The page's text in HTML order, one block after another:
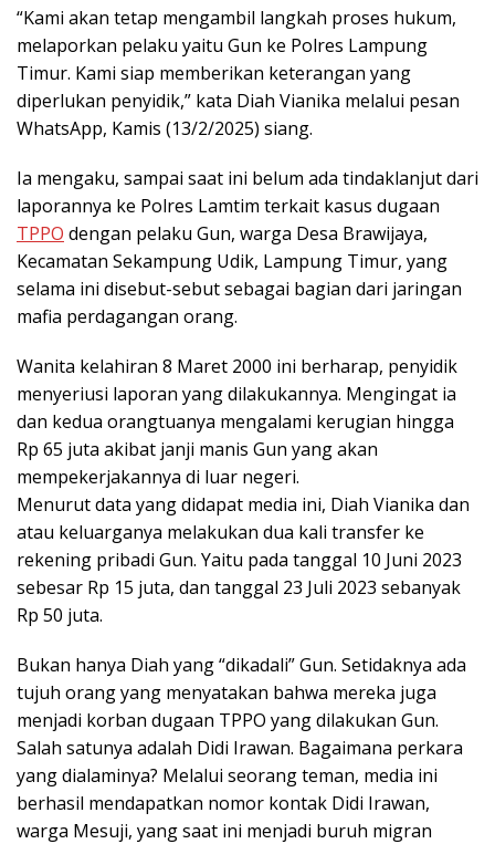
“Kami akan tetap mengambil langkah proses hukum,
melaporkan pelaku yaitu Gun ke Polres Lampung
Timur. Kami siap memberikan keterangan yang
diperlukan penyidik,” kata Diah Vianika melalui pesan
WhatsApp, Kamis (13/2/2025) siang.
Ia mengaku, sampai saat ini belum ada tindaklanjut dari
laporannya ke Polres Lamtim terkait kasus dugaan
TPPO dengan pelaku Gun, warga Desa Brawijaya,
Kecamatan Sekampung Udik, Lampung Timur, yang
selama ini disebut-sebut sebagai bagian dari jaringan
mafia perdagangan orang.
Wanita kelahiran 8 Maret 2000 ini berharap, penyidik
menyeriusi laporan yang dilakukannya. Mengingat ia
dan kedua orangtuanya mengalami kerugian hingga
Rp 65 juta akibat janji manis Gun yang akan
mempekerjakannya di luar negeri.
Menurut data yang didapat media ini, Diah Vianika dan
atau keluarganya melakukan dua kali transfer ke
rekening pribadi Gun. Yaitu pada tanggal 10 Juni 2023
sebesar Rp 15 juta, dan tanggal 23 Juli 2023 sebanyak
Rp 50 juta.
Bukan hanya Diah yang “dikadali” Gun. Setidaknya ada
tujuh orang yang menyatakan bahwa mereka juga
menjadi korban dugaan TPPO yang dilakukan Gun.
Salah satunya adalah Didi Irawan. Bagaimana perkara
yang dialaminya? Melalui seorang teman, media ini
berhasil mendapatkan nomor kontak Didi Irawan,
warga Mesuji, yang saat ini menjadi buruh migran